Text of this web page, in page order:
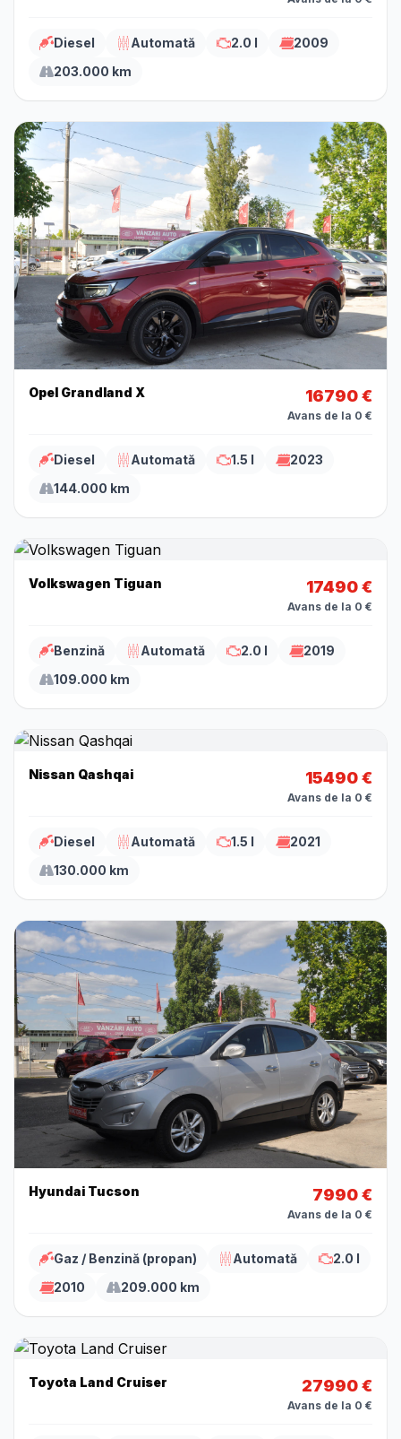
Diesel Automată 2.0 l
2009
203.000 km
Opel Grandland X 16790 €
Avans de la 0 €
Diesel Automată 1.5 l
2023
144.000 km
Volkswagen Tiguan 17490 €
Avans de la 0 €
Benzină Automată 2.0 l
2019
109.000 km
Nissan Qashqai 15490 €
Avans de la 0 €
Diesel Automată 1.5 l
2021
130.000 km
Hyundai Tucson 7990 €
Avans de la 0 €
Gaz / Benzină (propan) Automată
2.0 l
2010
209.000 km
Toyota Land Cruiser 27990 €
Avans de la 0 €